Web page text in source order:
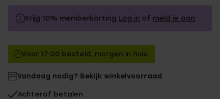
Krijg 10% memberkorting Log in of meld je aan
Zonder memberkorting
Met memberkorting
Voor 17:00 besteld, morgen in huis
Vandaag nodig? Bekijk winkelvoorraad
Achteraf betalen